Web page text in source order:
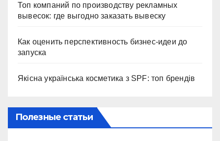
Топ компаний по производству рекламных
вывесок: где выгодно заказать вывеску
Как оценить перспективность бизнес-идеи до
запуска
Якісна українська косметика з SPF: топ брендів
Полезные статьи